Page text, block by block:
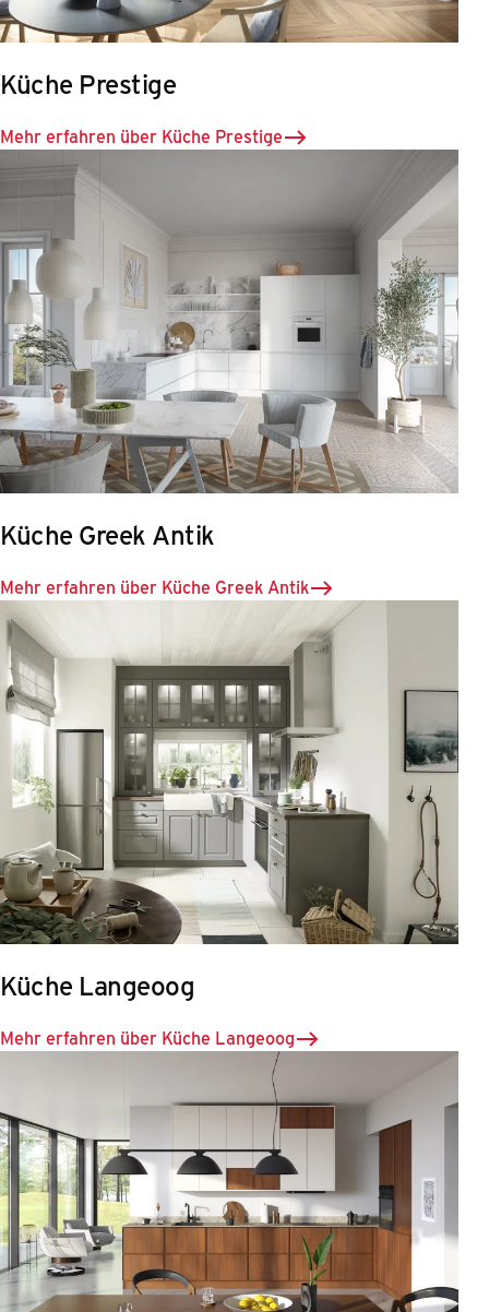
Küche Prestige
Mehr erfahren über Küche Prestige
Küche Greek Antik
Mehr erfahren über Küche Greek Antik
Küche Langeoog
Mehr erfahren über Küche Langeoog